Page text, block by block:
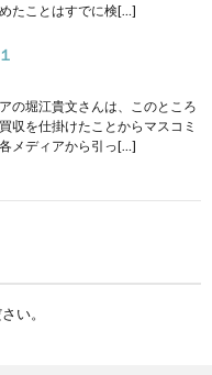
たことはすでに検[…]
の堀江貴文さんは、このところ
収を仕掛けたことからマスコミ
メディアから引っ[…]
い。